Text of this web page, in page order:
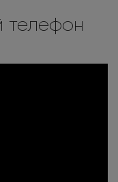
телефон